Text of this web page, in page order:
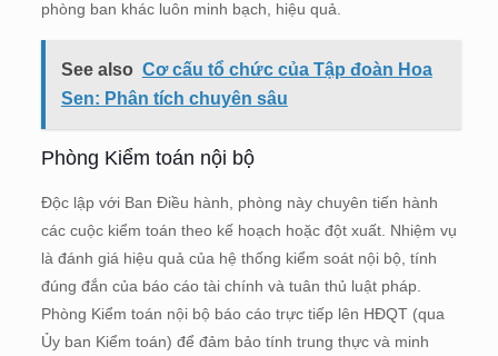
phòng ban khác luôn minh bạch, hiệu quả.
See also Cơ cấu tổ chức của Tập đoàn Hoa
Sen: Phân tích chuyên sâu
Phòng Kiểm toán nội bộ
Độc lập với Ban Điều hành, phòng này chuyên tiến hành
các cuộc kiểm toán theo kế hoạch hoặc đột xuất. Nhiệm vụ
là đánh giá hiệu quả của hệ thống kiểm soát nội bộ, tính
đúng đắn của báo cáo tài chính và tuân thủ luật pháp.
Phòng Kiểm toán nội bộ báo cáo trực tiếp lên HĐQT (qua
Ủy ban Kiểm toán) để đảm bảo tính trung thực và minh